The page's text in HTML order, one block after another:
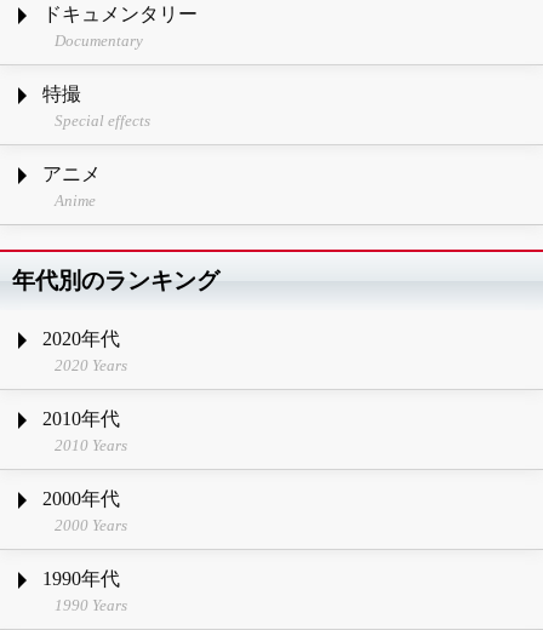
ドキュメンタリー
Documentary
特撮
Special effects
アニメ
Anime
年代別のランキング
2020年代
2020 Years
2010年代
2010 Years
2000年代
2000 Years
1990年代
1990 Years